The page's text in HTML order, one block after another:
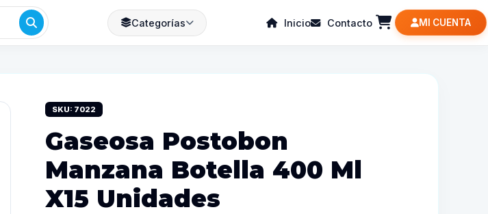
Categorías Inicio Contacto MI CUENTA
SKU: 7022
Gaseosa Postobon
Manzana Botella 400 Ml
X15 Unidades